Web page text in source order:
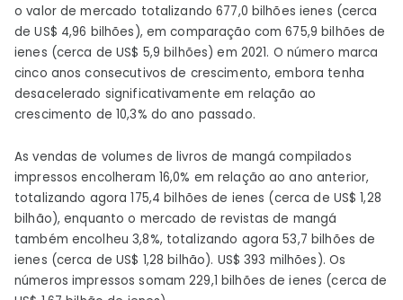
–
Notícias
o valor de mercado totalizando 677,0 bilhões ienes (cerca
de US$ 4,96 bilhões), em comparação com 675,9 bilhões de
ienes (cerca de US$ 5,9 bilhões) em 2021. O número marca
cinco anos consecutivos de crescimento, embora tenha
desacelerado significativamente em relação ao
crescimento de 10,3% do ano passado.
As vendas de volumes de livros de mangá compilados
impressos encolheram 16,0% em relação ao ano anterior,
totalizando agora 175,4 bilhões de ienes (cerca de US$ 1,28
bilhão), enquanto o mercado de revistas de mangá
também encolheu 3,8%, totalizando agora 53,7 bilhões de
ienes (cerca de US$ 1,28 bilhão). US$ 393 milhões). Os
números impressos somam 229,1 bilhões de ienes (cerca de